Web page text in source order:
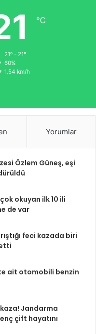
℃
21º - 21º
60%
1.54 km/h
Yorumlar
Özlem Güneş, eşi
okuyan ilk 10 ili
de var
feci kazada biri
ait otomobili benzin
Jandarma
çift hayatını